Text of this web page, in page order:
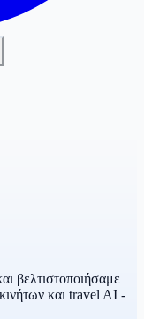
βελτιστοποιήσαμε
και travel AI -